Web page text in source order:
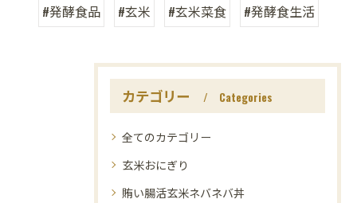
#発酵食品 #玄米 #玄米菜食 #発酵食生活
カテゴリー Categories
全てのカテゴリー
玄米おにぎり
賄い腸活玄米ネバネバ丼